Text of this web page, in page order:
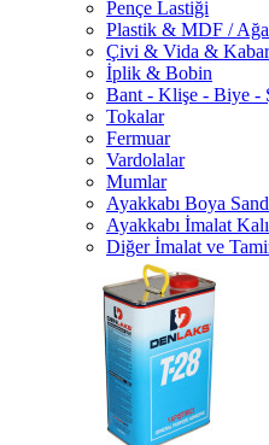
Pençe Lastiği
Plastik & MDF /
Çivi & Vida &
İplik & Bobin
Bant - Klişe - Biye -
Tokalar
Fermuar
Vardolalar
Mumlar
Ayakkabı Boya
Ayakkabı İmalat
Diğer İmalat ve